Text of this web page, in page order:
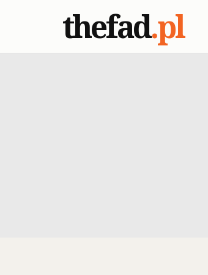
thefad.pl